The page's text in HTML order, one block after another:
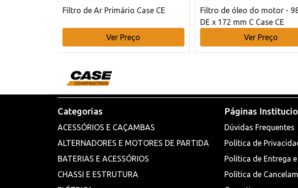
Filtro de Ar Primário Case CE
Ver Preço
Filtro de óleo do motor -
DE x 172 mm C Case CE
Ver Preço
Categorias
ACESSÓRIOS E CAÇAMBAS
ALTERNADORES E MOTORES DE PARTIDA
BATERIAS E ACESSÓRIOS
CHASSI E ESTRUTURA
Páginas
Dúvidas Frequentes
Política de
Política de Entrega
Política de